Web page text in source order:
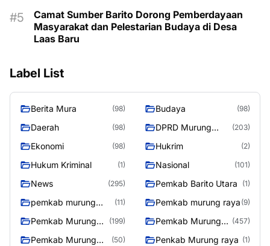
Camat Sumber Barito Dorong Pemberdayaan
Masyarakat dan Pelestarian Budaya di Desa
Laas Baru
Label List
Berita Mura (98) Budaya (98)
Daerah (98)
DPRD Murung
(203)
Ekonomi (98) Hukrim (2)
Hukum Kriminal (1) Nasional (101)
News (295) Pemkab Barito Utara (1)
pemkab murung
(11) Pemkab murung raya (9)
Pemkab Murung
(199)
Pemkab Murung
(457)
Pemkab Murung
(50) Penkab Murung raya (1)